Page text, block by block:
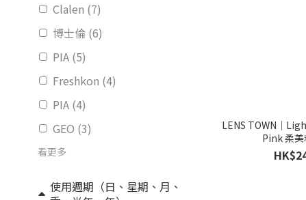
Clalen (7)
博士倫 (6)
PIA (5)
Freshkon (4)
PIA (4)
GEO (3)
看更多
使用週期（日、星期、月、
LENS TOWN｜
Pink 柔